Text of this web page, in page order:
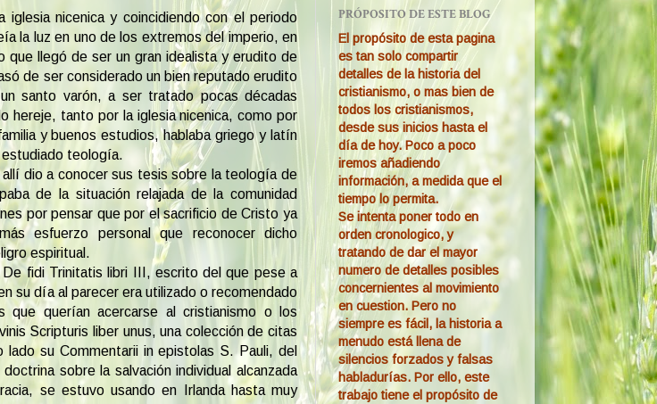
iglesia nicenica y coincidiendo con el periodo
la luz en uno de los extremos del imperio, en
que llegó de ser un gran idealista y erudito de
de ser considerado un bien reputado erudito
santo varón, a ser tratado pocas décadas
hereje, tanto por la iglesia nicenica, como por
y buenos estudios, hablaba griego y latín
teología.
allí dio a conocer sus tesis sobre la teología de
de la situación relajada de la comunidad
por pensar que por el sacrificio de Cristo ya
esfuerzo personal que reconocer dicho
espiritual.
fidi Trinitatis libri III, escrito del que pese a
su día al parecer era utilizado o recomendado
que querían acercarse al cristianismo o los
Scripturis liber unus, una colección de citas
su Commentarii in epistolas S. Pauli, del
sobre la salvación individual alcanzada
se estuvo usando en Irlanda hasta muy
PRÓPOSITO DE ESTE BLOG
El propósito de esta pagina
es tan solo compartir
detalles de la historia del
cristianismo, o mas bien de
todos los cristianismos,
desde sus inicios hasta el
día de hoy. Poco a poco
iremos añadiendo
información, a medida que el
tiempo lo permita.
Se intenta poner todo en
orden cronologico, y
tratando de dar el mayor
numero de detalles posibles
concernientes al movimiento
en cuestion. Pero no
siempre es fácil, la historia a
menudo está llena de
silencios forzados y falsas
habladurías. Por ello, este
trabajo tiene el propósito de